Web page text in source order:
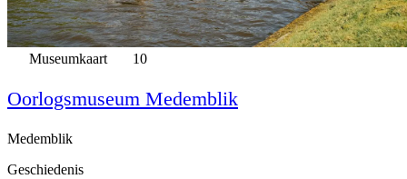
Museumkaart 10
Oorlogsmuseum Medemblik
Medemblik
Geschiedenis